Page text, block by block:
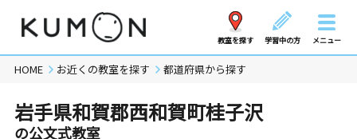
教室を探す 学習中の方 メニュー
HOME お近くの教室を探す 都道府県から探す
岩手県和賀郡西和賀町桂子沢
の公文式教室